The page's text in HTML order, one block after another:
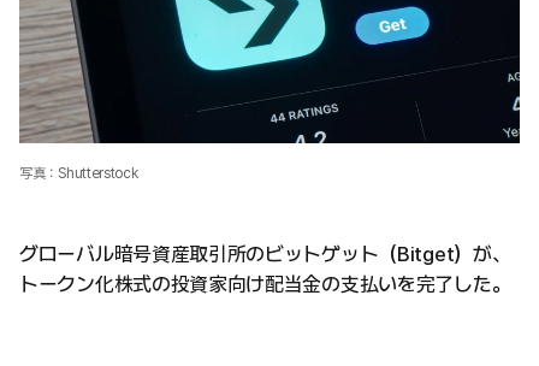
写真：Shutterstock
グローバル暗号資産取引所のビットゲット（Bitget）が、
トークン化株式の投資家向け配当金の支払いを完了した。